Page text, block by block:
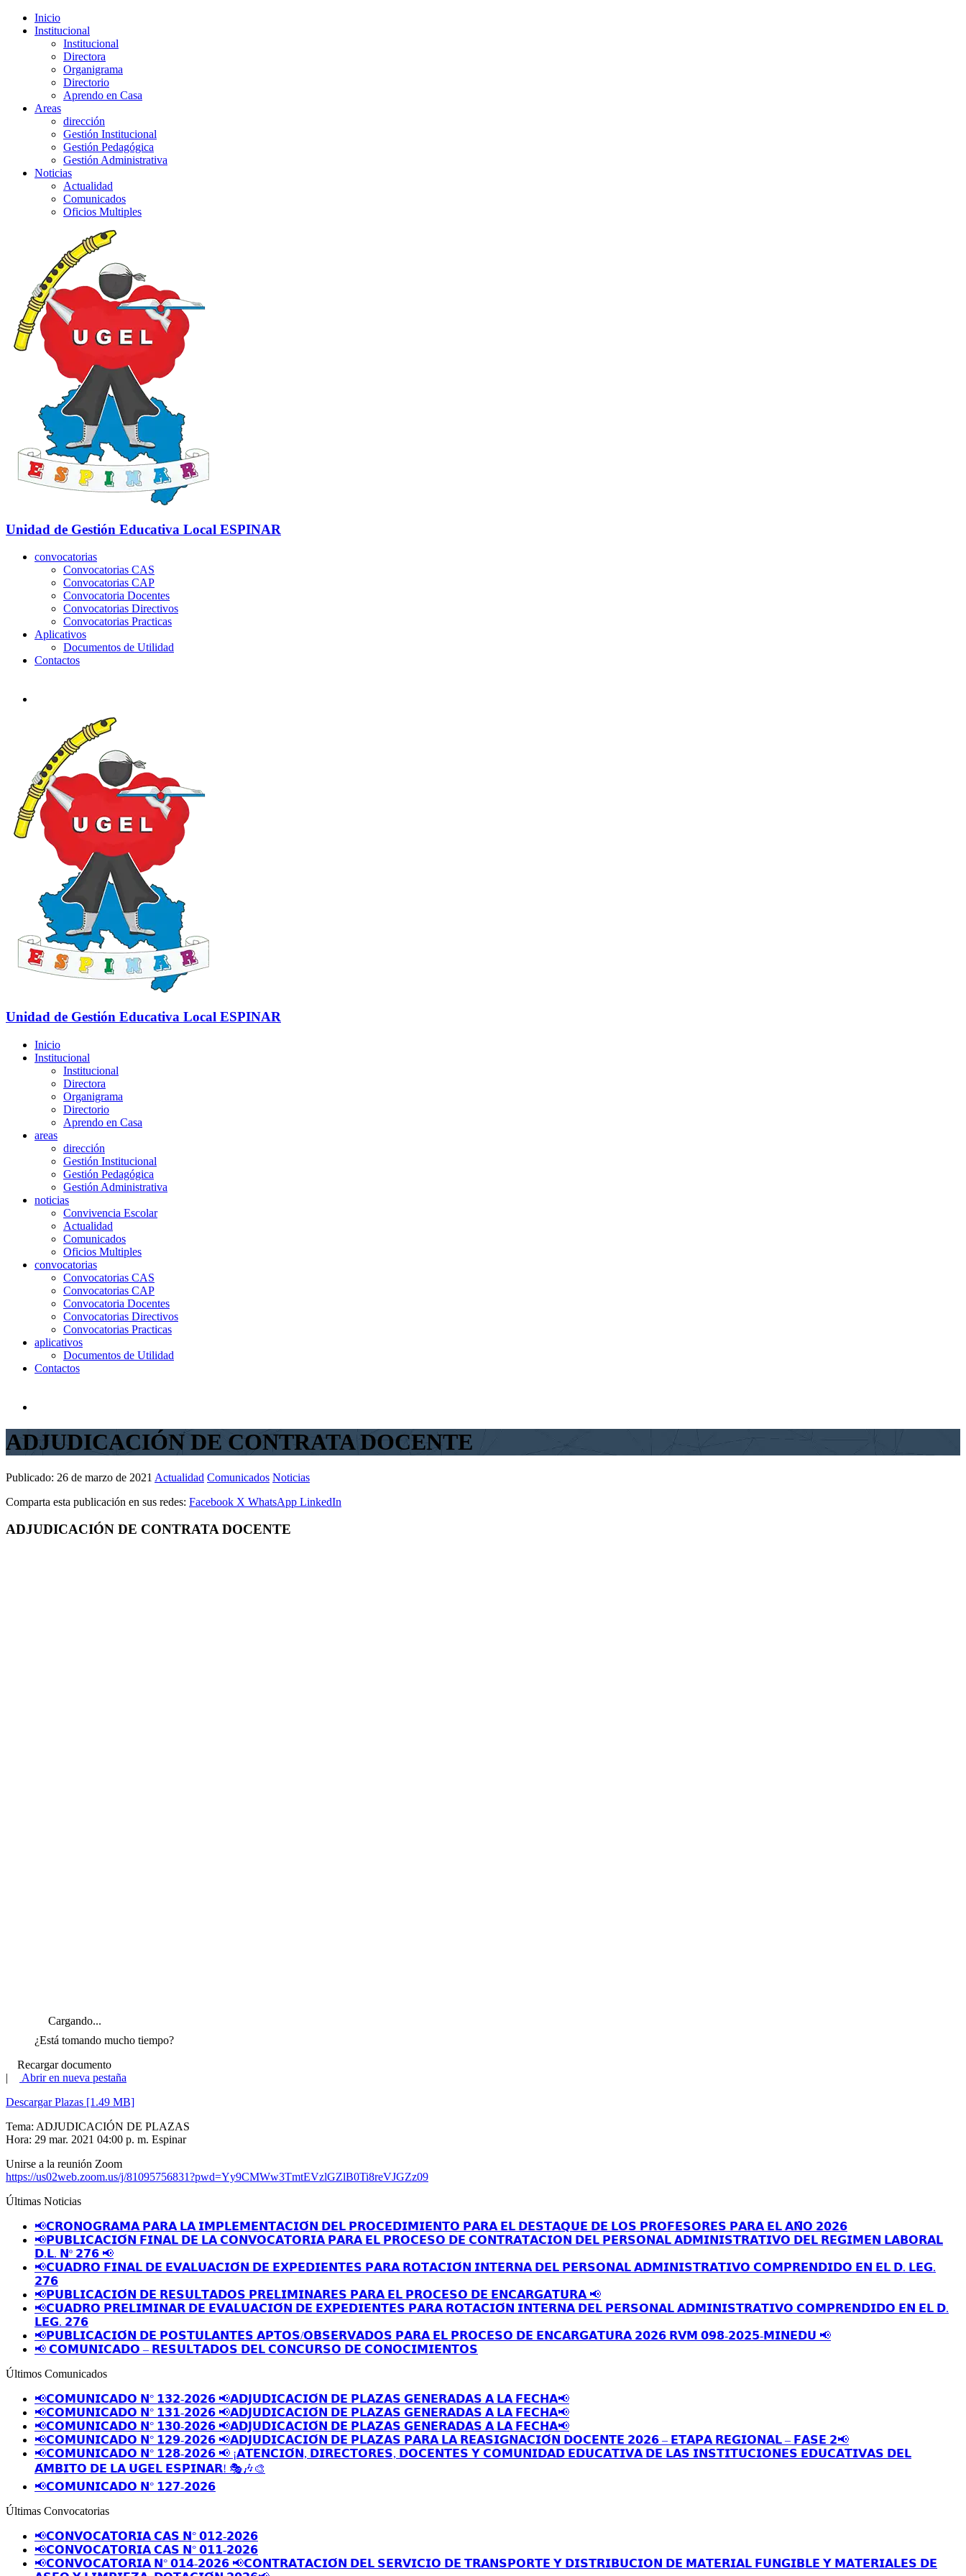
Inicio
Institucional
Institucional
Directora
Organigrama
Directorio
Aprendo en Casa
Areas
dirección
Gestión Institucional
Gestión Pedagógica
Gestión Administrativa
Noticias
Actualidad
Comunicados
Oficios Multiples
Unidad de Gestión Educativa Local ESPINAR
convocatorias
Convocatorias CAS
Convocatorias CAP
Convocatoria Docentes
Convocatorias Directivos
Convocatorias Practicas
Aplicativos
Documentos de Utilidad
Contactos
Unidad de Gestión Educativa Local ESPINAR
Inicio
Institucional
Institucional
Directora
Organigrama
Directorio
Aprendo en Casa
areas
dirección
Gestión Institucional
Gestión Pedagógica
Gestión Administrativa
noticias
Convivencia Escolar
Actualidad
Comunicados
Oficios Multiples
convocatorias
Convocatorias CAS
Convocatorias CAP
Convocatoria Docentes
Convocatorias Directivos
Convocatorias Practicas
aplicativos
Documentos de Utilidad
Contactos
ADJUDICACIÓN DE CONTRATA DOCENTE
Publicado: 26 de marzo de 2021 Actualidad Comunicados Noticias
Comparta esta publicación en sus redes: Facebook X WhatsApp LinkedIn
ADJUDICACIÓN DE CONTRATA DOCENTE
Cargando...
¿Está tomando mucho tiempo?
Recargar documento
|
Abrir en nueva pestaña
Descargar Plazas [1.49 MB]
Tema: ADJUDICACIÓN DE PLAZAS
Hora: 29 mar. 2021 04:00 p. m. Espinar
Unirse a la reunión Zoom
https://us02web.zoom.us/j/81095756831?pwd=Yy9CMWw3TmtEVzlGZlB0Ti8reVJGZz09
Últimas Noticias
📢𝗖𝗥𝗢𝗡𝗢𝗚𝗥𝗔𝗠𝗔 𝗣𝗔𝗥𝗔 𝗟𝗔 𝗜𝗠𝗣𝗟𝗘𝗠𝗘𝗡𝗧𝗔𝗖𝗜𝗢́𝗡 𝗗𝗘𝗟 𝗣𝗥𝗢𝗖𝗘𝗗𝗜𝗠𝗜𝗘𝗡𝗧𝗢 𝗣𝗔𝗥𝗔 𝗘𝗟 𝗗𝗘𝗦𝗧𝗔𝗤𝗨𝗘 𝗗𝗘 𝗟𝗢𝗦 𝗣𝗥𝗢𝗙𝗘𝗦𝗢𝗥𝗘𝗦 𝗣𝗔𝗥𝗔 𝗘𝗟 𝗔𝗡̃𝗢 𝟮𝟬𝟮𝟲
📢𝗣𝗨𝗕𝗟𝗜𝗖𝗔𝗖𝗜𝗢́𝗡 𝗙𝗜𝗡𝗔𝗟 𝗗𝗘 𝗟𝗔 𝗖𝗢𝗡𝗩𝗢𝗖𝗔𝗧𝗢𝗥𝗜𝗔 𝗣𝗔𝗥𝗔 𝗘𝗟 𝗣𝗥𝗢𝗖𝗘𝗦𝗢 𝗗𝗘 𝗖𝗢𝗡𝗧𝗥𝗔𝗧𝗔𝗖𝗜𝗢𝗡 𝗗𝗘𝗟 𝗣𝗘𝗥𝗦𝗢𝗡𝗔𝗟 𝗔𝗗𝗠𝗜𝗡𝗜𝗦𝗧𝗥𝗔𝗧𝗜𝗩𝗢 𝗗𝗘𝗟 𝗥𝗘𝗚𝗜𝗠𝗘𝗡 𝗟𝗔𝗕𝗢𝗥𝗔𝗟
𝗗.𝗟. 𝗡º 𝟮𝟳𝟲 📢
📢𝗖𝗨𝗔𝗗𝗥𝗢 𝗙𝗜𝗡𝗔𝗟 𝗗𝗘 𝗘𝗩𝗔𝗟𝗨𝗔𝗖𝗜𝗢́𝗡 𝗗𝗘 𝗘𝗫𝗣𝗘𝗗𝗜𝗘𝗡𝗧𝗘𝗦 𝗣𝗔𝗥𝗔 𝗥𝗢𝗧𝗔𝗖𝗜𝗢́𝗡 𝗜𝗡𝗧𝗘𝗥𝗡𝗔 𝗗𝗘𝗟 𝗣𝗘𝗥𝗦𝗢𝗡𝗔𝗟 𝗔𝗗𝗠𝗜𝗡𝗜𝗦𝗧𝗥𝗔𝗧𝗜𝗩𝗢 𝗖𝗢𝗠𝗣𝗥𝗘𝗡𝗗𝗜𝗗𝗢 𝗘𝗡 𝗘𝗟 𝗗. 𝗟𝗘𝗚.
𝟮𝟳𝟲
📢𝗣𝗨𝗕𝗟𝗜𝗖𝗔𝗖𝗜𝗢́𝗡 𝗗𝗘 𝗥𝗘𝗦𝗨𝗟𝗧𝗔𝗗𝗢𝗦 𝗣𝗥𝗘𝗟𝗜𝗠𝗜𝗡𝗔𝗥𝗘𝗦 𝗣𝗔𝗥𝗔 𝗘𝗟 𝗣𝗥𝗢𝗖𝗘𝗦𝗢 𝗗𝗘 𝗘𝗡𝗖𝗔𝗥𝗚𝗔𝗧𝗨𝗥𝗔 📢
📢𝗖𝗨𝗔𝗗𝗥𝗢 𝗣𝗥𝗘𝗟𝗜𝗠𝗜𝗡𝗔𝗥 𝗗𝗘 𝗘𝗩𝗔𝗟𝗨𝗔𝗖𝗜𝗢́𝗡 𝗗𝗘 𝗘𝗫𝗣𝗘𝗗𝗜𝗘𝗡𝗧𝗘𝗦 𝗣𝗔𝗥𝗔 𝗥𝗢𝗧𝗔𝗖𝗜𝗢́𝗡 𝗜𝗡𝗧𝗘𝗥𝗡𝗔 𝗗𝗘𝗟 𝗣𝗘𝗥𝗦𝗢𝗡𝗔𝗟 𝗔𝗗𝗠𝗜𝗡𝗜𝗦𝗧𝗥𝗔𝗧𝗜𝗩𝗢 𝗖𝗢𝗠𝗣𝗥𝗘𝗡𝗗𝗜𝗗𝗢 𝗘𝗡 𝗘𝗟 𝗗.
𝗟𝗘𝗚. 𝟮𝟳𝟲
📢𝗣𝗨𝗕𝗟𝗜𝗖𝗔𝗖𝗜𝗢́𝗡 𝗗𝗘 𝗣𝗢𝗦𝗧𝗨𝗟𝗔𝗡𝗧𝗘𝗦 𝗔𝗣𝗧𝗢𝗦/𝗢𝗕𝗦𝗘𝗥𝗩𝗔𝗗𝗢𝗦 𝗣𝗔𝗥𝗔 𝗘𝗟 𝗣𝗥𝗢𝗖𝗘𝗦𝗢 𝗗𝗘 𝗘𝗡𝗖𝗔𝗥𝗚𝗔𝗧𝗨𝗥𝗔 𝟮𝟬𝟮𝟲 𝗥𝗩𝗠 𝟬𝟵𝟴-𝟮𝟬𝟮𝟱-𝗠𝗜𝗡𝗘𝗗𝗨 📢
📢 𝗖𝗢𝗠𝗨𝗡𝗜𝗖𝗔𝗗𝗢 – 𝗥𝗘𝗦𝗨𝗟𝗧𝗔𝗗𝗢𝗦 𝗗𝗘𝗟 𝗖𝗢𝗡𝗖𝗨𝗥𝗦𝗢 𝗗𝗘 𝗖𝗢𝗡𝗢𝗖𝗜𝗠𝗜𝗘𝗡𝗧𝗢𝗦
Últimos Comunicados
📢𝗖𝗢𝗠𝗨𝗡𝗜𝗖𝗔𝗗𝗢 𝗡° 𝟭𝟯𝟮-𝟮𝟬𝟮𝟲 📢𝗔𝗗𝗝𝗨𝗗𝗜𝗖𝗔𝗖𝗜𝗢́𝗡 𝗗𝗘 𝗣𝗟𝗔𝗭𝗔𝗦 𝗚𝗘𝗡𝗘𝗥𝗔𝗗𝗔𝗦 𝗔 𝗟𝗔 𝗙𝗘𝗖𝗛𝗔📢
📢𝗖𝗢𝗠𝗨𝗡𝗜𝗖𝗔𝗗𝗢 𝗡° 𝟭𝟯𝟭-𝟮𝟬𝟮𝟲 📢𝗔𝗗𝗝𝗨𝗗𝗜𝗖𝗔𝗖𝗜𝗢́𝗡 𝗗𝗘 𝗣𝗟𝗔𝗭𝗔𝗦 𝗚𝗘𝗡𝗘𝗥𝗔𝗗𝗔𝗦 𝗔 𝗟𝗔 𝗙𝗘𝗖𝗛𝗔📢
📢𝗖𝗢𝗠𝗨𝗡𝗜𝗖𝗔𝗗𝗢 𝗡° 𝟭𝟯𝟬-𝟮𝟬𝟮𝟲 📢𝗔𝗗𝗝𝗨𝗗𝗜𝗖𝗔𝗖𝗜𝗢́𝗡 𝗗𝗘 𝗣𝗟𝗔𝗭𝗔𝗦 𝗚𝗘𝗡𝗘𝗥𝗔𝗗𝗔𝗦 𝗔 𝗟𝗔 𝗙𝗘𝗖𝗛𝗔📢
📢𝗖𝗢𝗠𝗨𝗡𝗜𝗖𝗔𝗗𝗢 𝗡° 𝟭𝟮𝟵-𝟮𝟬𝟮𝟲 📢𝗔𝗗𝗝𝗨𝗗𝗜𝗖𝗔𝗖𝗜𝗢́𝗡 𝗗𝗘 𝗣𝗟𝗔𝗭𝗔𝗦 𝗣𝗔𝗥𝗔 𝗟𝗔 𝗥𝗘𝗔𝗦𝗜𝗚𝗡𝗔𝗖𝗜𝗢́𝗡 𝗗𝗢𝗖𝗘𝗡𝗧𝗘 𝟮𝟬𝟮𝟲 – 𝗘𝗧𝗔𝗣𝗔 𝗥𝗘𝗚𝗜𝗢𝗡𝗔𝗟 – 𝗙𝗔𝗦𝗘 𝟮📢
📢𝗖𝗢𝗠𝗨𝗡𝗜𝗖𝗔𝗗𝗢 𝗡° 𝟭𝟮𝟴-𝟮𝟬𝟮𝟲 📢 ¡𝗔𝗧𝗘𝗡𝗖𝗜𝗢́𝗡, 𝗗𝗜𝗥𝗘𝗖𝗧𝗢𝗥𝗘𝗦, 𝗗𝗢𝗖𝗘𝗡𝗧𝗘𝗦 𝗬 𝗖𝗢𝗠𝗨𝗡𝗜𝗗𝗔𝗗 𝗘𝗗𝗨𝗖𝗔𝗧𝗜𝗩𝗔 𝗗𝗘 𝗟𝗔𝗦 𝗜𝗡𝗦𝗧𝗜𝗧𝗨𝗖𝗜𝗢𝗡𝗘𝗦 𝗘𝗗𝗨𝗖𝗔𝗧𝗜𝗩𝗔𝗦 𝗗𝗘𝗟
𝗔́𝗠𝗕𝗜𝗧𝗢 𝗗𝗘 𝗟𝗔 𝗨𝗚𝗘𝗟 𝗘𝗦𝗣𝗜𝗡𝗔𝗥! 🎭🎶🎨
📢𝗖𝗢𝗠𝗨𝗡𝗜𝗖𝗔𝗗𝗢 𝗡° 𝟭𝟮𝟳-𝟮𝟬𝟮𝟲
Últimas Convocatorias
📢𝗖𝗢𝗡𝗩𝗢𝗖𝗔𝗧𝗢𝗥𝗜𝗔 𝗖𝗔𝗦 𝗡° 𝟬𝟭𝟮-𝟮𝟬𝟮𝟲
📢𝗖𝗢𝗡𝗩𝗢𝗖𝗔𝗧𝗢𝗥𝗜𝗔 𝗖𝗔𝗦 𝗡° 𝟬𝟭𝟭-𝟮𝟬𝟮𝟲
📢𝗖𝗢𝗡𝗩𝗢𝗖𝗔𝗧𝗢𝗥𝗜𝗔 𝗡° 𝟬𝟭𝟰-𝟮𝟬𝟮𝟲 📢𝗖𝗢𝗡𝗧𝗥𝗔𝗧𝗔𝗖𝗜𝗢́𝗡 𝗗𝗘𝗟 𝗦𝗘𝗥𝗩𝗜𝗖𝗜𝗢 𝗗𝗘 𝗧𝗥𝗔𝗡𝗦𝗣𝗢𝗥𝗧𝗘 𝗬 𝗗𝗜𝗦𝗧𝗥𝗜𝗕𝗨𝗖𝗜𝗢𝗡 𝗗𝗘 𝗠𝗔𝗧𝗘𝗥𝗜𝗔𝗟 𝗙𝗨𝗡𝗚𝗜𝗕𝗟𝗘 𝗬 𝗠𝗔𝗧𝗘𝗥𝗜𝗔𝗟𝗘𝗦 𝗗𝗘